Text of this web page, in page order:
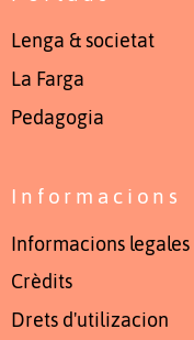
Lenga & societat
La Farga
Pedagogia
Informacions
Informacions legales
Crèdits
Drets d'utilizacion